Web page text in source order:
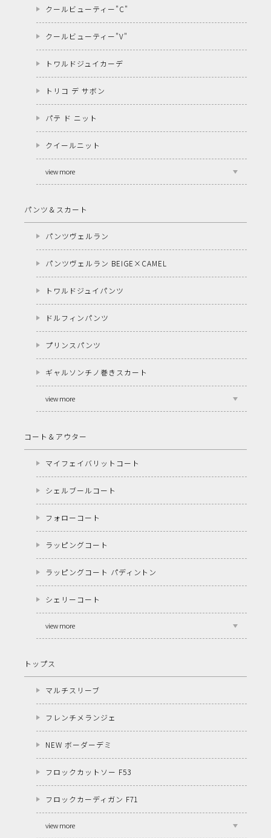
クールビューティー"C"
クールビューティー"V"
トワルドジュイカーデ
トリコ デ サボン
パテ ド ニット
クイールニット
view more
パンツ＆スカート
パンツヴェルラン
パンツヴェルラン BEIGE×CAMEL
トワルドジュイパンツ
ドルフィンパンツ
プリンスパンツ
ギャルソンチノ巻きスカート
view more
コート＆アウター
マイフェイバリットコート
シェルブールコート
フォローコート
ラッピングコート
ラッピングコート パディントン
シェリーコート
view more
トップス
マルチスリーブ
フレンチメランジェ
NEW ボーダーデミ
フロックカットソー F53
フロックカーディガン F71
view more